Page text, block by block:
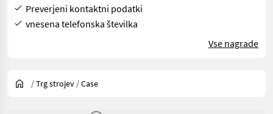
Preverjeni kontaktni podatki
vnesena telefonska številka
Vse nagrade
/Trg strojev /Case